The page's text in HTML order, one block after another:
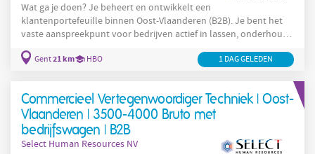
Wat ga je doen? Je beheert en ontwikkelt een
klantenportefeuille binnen Oost-Vlaanderen (B2B). Je bent het
vaste aanspreekpunt voor bedrijven actief in lassen, onderhoud
en herstellingen. Je adviseert klanten technisch en vertaalt hun
noden naar concrete oplossingen. Je bouwt langdurige relaties
plant je agenda autonoom en volgt
Gent21 km HBO 1 DAG GELEDEN
Commercieel Vertegenwoordiger Techniek | Oost-
Vlaanderen | 3500-4000 Bruto met
bedrijfswagen | B2B
Select Human Resources NV